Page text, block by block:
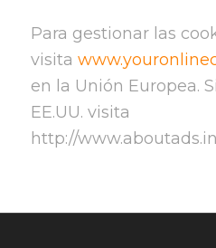
Para gestionar las
visita
en la Unión Europea.
EE.UU. visita
http://